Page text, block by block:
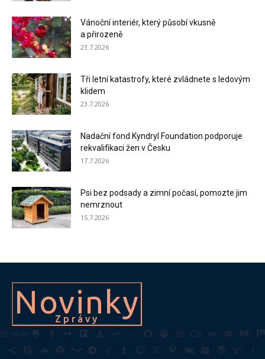
Vánoční interiér, který působí vkusně
a přirozeně
23.7.2026
Tři letní katastrofy, které zvládnete s ledovým
klidem
23.7.2026
Nadační fond Kyndryl Foundation podporuje
rekvalifikaci žen v Česku
17.7.2026
Psi bez podsady a zimní počasí, pomozte jim
nemrznout
15.7.2026
Novinky
Zprávy